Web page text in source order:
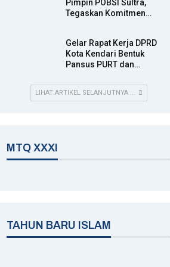
Pimpin POBSI Sultra,
Tegaskan Komitmen…
Gelar Rapat Kerja DPRD
Kota Kendari Bentuk
Pansus PURT dan…
LIHAT ARTIKEL SELANJUTNYA ...
MTQ XXXI
TAHUN BARU ISLAM